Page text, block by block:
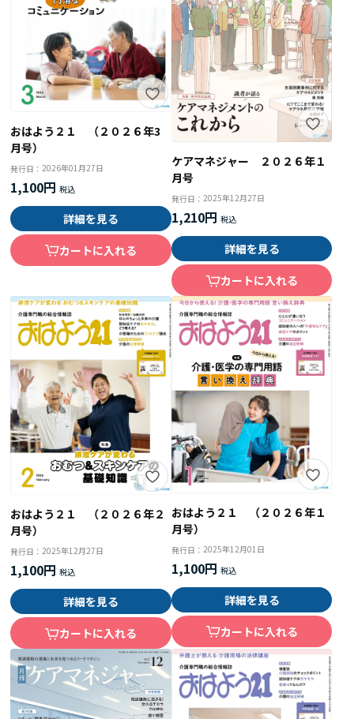
おはよう２１ （２０２６年3
月号）
発行日：2026年01月27日
1,100円
詳細を見る
カートに入れる
ケアマネジャー ２０２６年１
月号
発行日： 2025年12月27日
1,210円
詳細を見る
カートに入れる
おはよう２１ （２０２６年２
月号）
発行日：2025年12月27日
1,100円
詳細を見る
カートに入れる
おはよう２１ （２０２６年１
月号）
発行日： 2025年12月01日
1,100円
詳細を見る
カートに入れる